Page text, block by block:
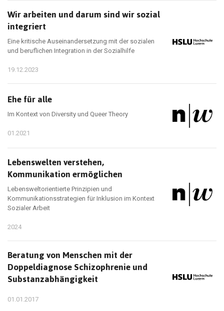
Wir arbeiten und darum sind wir sozial
integriert
Eine kritische Auseinandersetzung mit der sozialen
und beruflichen Integration in der Sozialhilfe
19.12.2023
Ehe für alle
Im Kontext von Diversity und Queer Theory
01.2021
Lebenswelten verstehen,
Kommunikation ermöglichen
Lebensweltorientierte Prinzipien und
Kommunikationsstrategien für Inklusion im Kontext
Sozialer Arbeit
2024
Beratung von Menschen mit der
Doppeldiagnose Schizophrenie und
Substanzabhängigkeit
01.01.2017